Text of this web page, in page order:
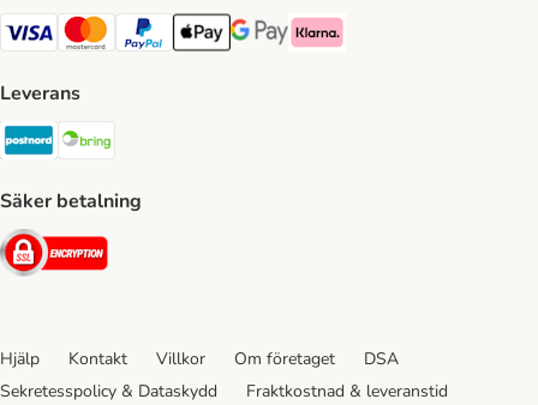
VISA Payment Method
Mastercard Payment Method
Paypal Payment Method
Apple Pay Payment Method
Google Pay Payment Method
Klarna Payment Method
Leverans
Postnord Shipping Method
Säker betalning
Security
Hjälp Kontakt Villkor Om företaget
DSA
Sekretesspolicy & Dataskydd
Fraktkostnad & leveranstid